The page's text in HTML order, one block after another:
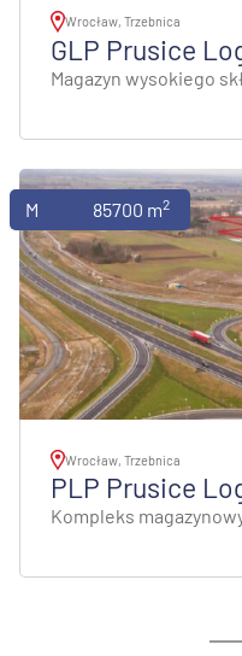
Wrocław, Trzebnica
GLP Prusice
Magazyn wysokiego
Magazyny85700 m2
Wrocław, Trzebnica
PLP Prusice
Kompleks